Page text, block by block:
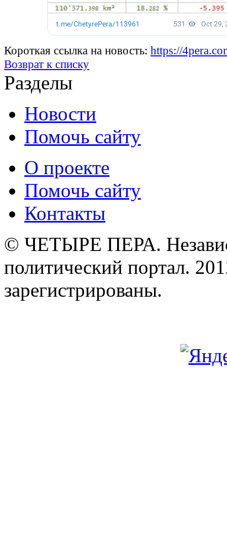
Короткая ссылка на новость: https://
Возврат к списку
Разделы
Новости
Помочь сайту
О проекте
Помочь сайту
Контакты
© ЧЕТЫРЕ ПЕРА.
политический портал.
зарегистрированы.